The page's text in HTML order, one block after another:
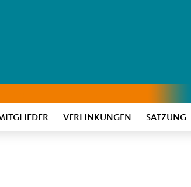
VERLINKUNGEN SATZUNG